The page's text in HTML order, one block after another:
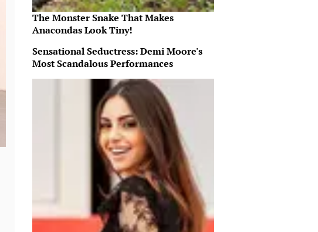
The Monster Snake That Makes
Anacondas Look Tiny!
Sensational Seductress: Demi Moore's
Most Scandalous Performances